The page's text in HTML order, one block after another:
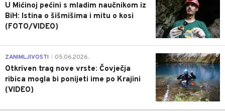
U Mićinoj pećini s mladim naučnikom iz
BiH: Istina o šišmišima i mitu o kosi
(FOTO/VIDEO)
0
ZANIMLJIVOSTI 05.06.2026.
Otkriven trag nove vrste: Čovječja
ribica mogla bi ponijeti ime po Krajini
(VIDEO)